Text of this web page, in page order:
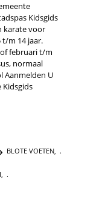
Kidsgids
karate voor
t/m 14 jaar.
februari t/m
normaal
Aanmelden U
BLOTE VOETEN,